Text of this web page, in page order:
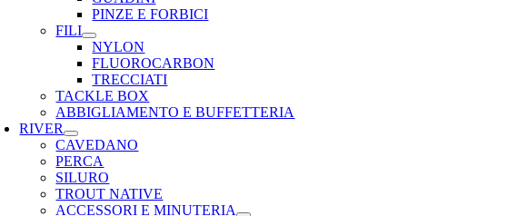
PINZE E FORBICI
FILI
NYLON
FLUOROCARBON
TRECCIATI
TACKLE BOX
ABBIGLIAMENTO E BUFFETTERIA
RIVER
CAVEDANO
PERCA
SILURO
TROUT NATIVE
ACCESSORI E MINUTERIA